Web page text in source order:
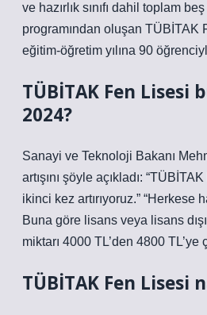
ve hazırlık sınıfı dahil toplam
programından oluşan TÜBİTAK
eğitim-öğretim yılına 90
TÜBİTAK Fen Lisesi
2024?
Sanayi ve Teknoloji Bakanı
artışını şöyle açıkladı:
ikinci kez artırıyoruz.” “Herkese
Buna göre lisans veya lisans
miktarı 4000 TL’den 4800 TL’ye
TÜBİTAK Fen Lisesi